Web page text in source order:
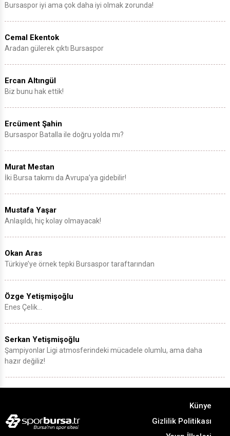
Bursaspor iyi ama çok daha iyi olmak zorunda!
Cemal Ekentok
Aradan gülerek çıktı Bursaspor
Ercan Altıngül
Biz bunu hak ettik!
Ercüment Şahin
Bursaspor Batalla ile doğru yolda mı?
Murat Mestan
İki Bursa takımı da Avrupa’ya gidebilir!
Mustafa Yaşar
Anlaşıldı, hiç kolay olmayacak!
Okan Aras
Türkiye’ye örnek tepki Bursaspor taraftarından
Özge Yetişmişoğlu
Enes Çelik…
Serkan Yetişmişoğlu
Şampiyonlar Ligi atmosferindeki mücadele olumlu, ama daha
hazır değiliz!
Künye
Gizlilik Politikası